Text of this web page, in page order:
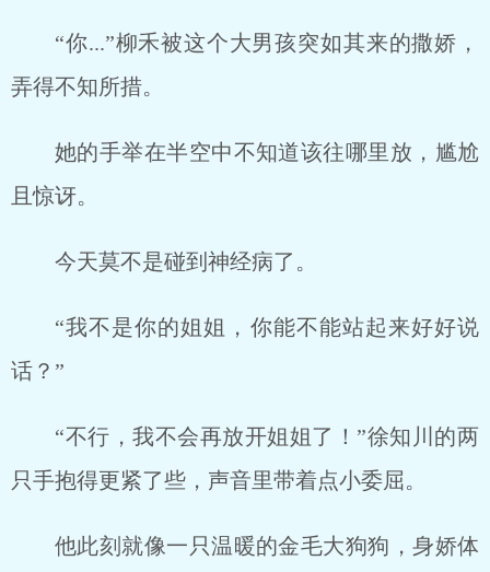
“你...”柳禾被这个大男孩突如其来的撒娇，
弄得不知所措。
她的手举在半空中不知道该往哪里放，尴尬
且惊讶。
今天莫不是碰到神经病了。
“我不是你的姐姐，你能不能站起来好好说
话？”
“不行，我不会再放开姐姐了！”徐知川的两
只手抱得更紧了些，声音里带着点小委屈。
他此刻就像一只温暖的金毛大狗狗，身娇体